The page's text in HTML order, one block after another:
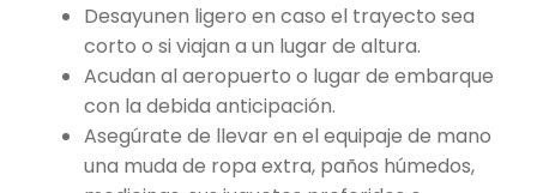
Desayunen ligero en caso el trayecto sea
corto o si viajan a un lugar de altura.
Acudan al aeropuerto o lugar de embarque
con la debida anticipación.
Asegúrate de llevar en el equipaje de mano
una muda de ropa extra, paños húmedos,